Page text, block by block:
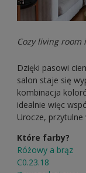
Cozy living room
Dzięki pasowi
salon staje się
kombinacja
idealnie więc
Urocze, przytulne
Które farby?
Różowy a brąz
C0.23.18